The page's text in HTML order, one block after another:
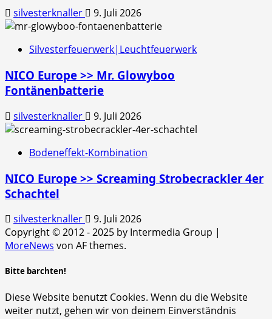
silvesterknaller 9. Juli 2026
Silvesterfeuerwerk|Leuchtfeuerwerk
NICO Europe >> Mr. Glowyboo
Fontänenbatterie
silvesterknaller 9. Juli 2026
Bodeneffekt-Kombination
NICO Europe >> Screaming Strobecrackler 4er
Schachtel
silvesterknaller
9. Juli 2026
Copyright © 2012 - 2025 by Intermedia Group |
MoreNews von AF themes.
Bitte barchten!
Diese Website benutzt Cookies. Wenn du die Website
weiter nutzt, gehen wir von deinem Einverständnis